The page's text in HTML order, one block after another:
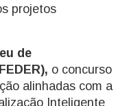
projetos
de
o concurso
alinhadas com a
Inteligente